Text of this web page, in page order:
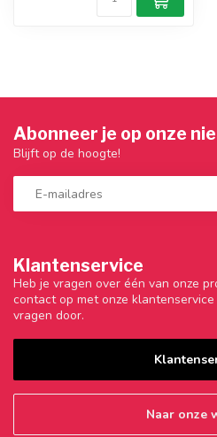
Klantenservice
Heb je vragen over één van onze
contact op met onze
vragen door.
Naar onze
Abonneer je op onze
Blijft op de hoogte!